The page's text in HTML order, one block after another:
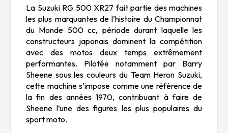
La Suzuki RG 500 XR27 fait partie des machines
les plus marquantes de l’histoire du Championnat
du Monde 500 cc, période durant laquelle les
constructeurs japonais dominent la compétition
avec des motos deux temps extrêmement
performantes. Pilotée notamment par Barry
Sheene sous les couleurs du Team Heron Suzuki,
cette machine s’impose comme une référence de
la fin des années 1970, contribuant à faire de
Sheene l’une des figures les plus populaires du
sport moto.